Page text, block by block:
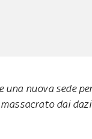
una nuova sede
dai